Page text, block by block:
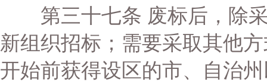
第三十七条 废标后，除采
新组织招标；需要采取其他
开始前获得设区的市、自治